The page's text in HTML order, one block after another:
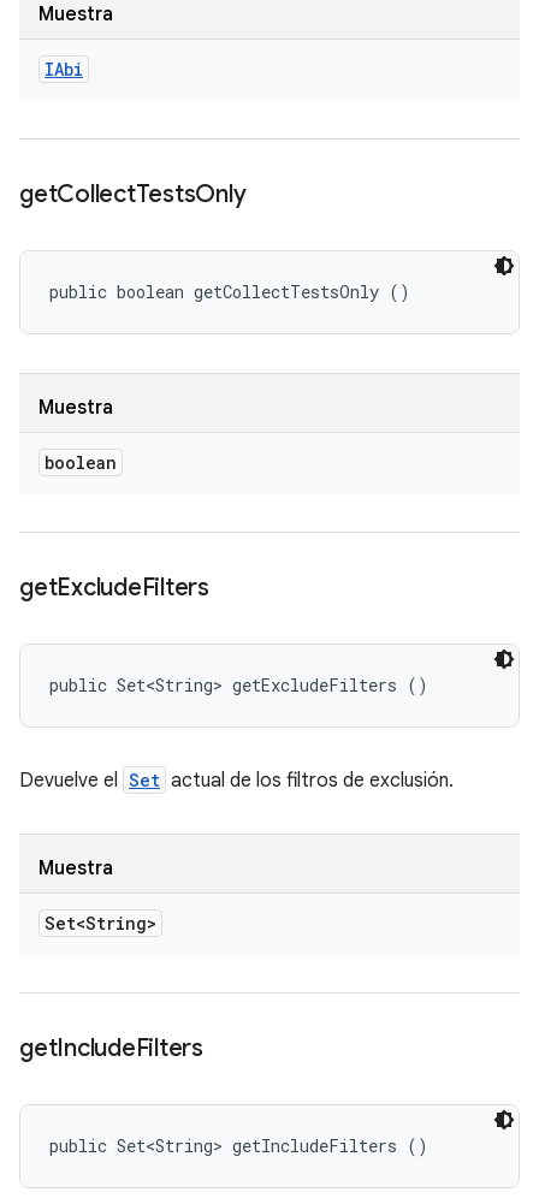
Muestra
IAbi
getCollectTestsOnly
public boolean getCollectTestsOnly ()
Muestra
boolean
getExcludeFilters
public Set<String> getExcludeFilters ()
Devuelve el Set actual de los filtros de exclusión.
Muestra
Set<String>
getIncludeFilters
public Set<String> getIncludeFilters ()